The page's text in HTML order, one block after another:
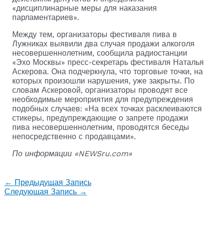
«дисциплинарные меры для наказания
парламентариев».
Между тем, организаторы фестиваля пива в
Лужниках выявили два случая продажи алкоголя
несовершеннолетним, сообщила радиостанции
«Эхо Москвы» пресс-секретарь фестиваля Наталья
Аскерова. Она подчеркнула, что торговые точки, на
которых произошли нарушения, уже закрыты. По
словам Аскеровой, организаторы проводят все
необходимые мероприятия для предупреждения
подобных случаев: «На всех точках расклеиваются
стикеры, предупреждающие о запрете продажи
пива несовершеннолетним, проводятся беседы
непосредственно с продавцами».
По информации «NEWSru.com»
← Предыдущая Запись
Следующая Запись →